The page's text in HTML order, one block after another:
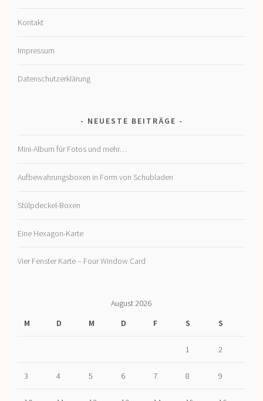
Kontakt
Impressum
Datenschutzerklärung
NEUESTE BEITRÄGE
Mini-Album für Fotos und mehr…
Aufbewahrungsboxen in Form von Schubladen
Stülpdeckel-Boxen
Eine Hexagon-Karte
Vier Fenster Karte – Four Window Card
August 2026
M
D M D F S S
1 2
3 4 5 6 7 8 9